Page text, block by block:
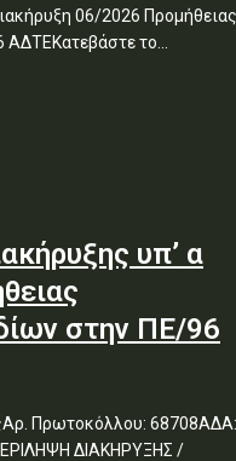
06/2026 Προμήθειας
το...
υπ’ α
στην ΠΕ/96
Πρωτοκόλλου: 68708ΑΔΑ:
ΔΙΑΚΗΡΥΞΗΣ /